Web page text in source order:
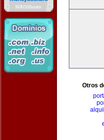
Otros